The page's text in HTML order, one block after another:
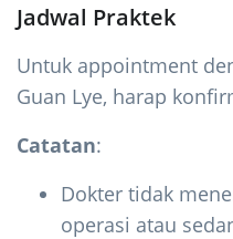
Jadwal Praktek
Untuk appointment
Guan Lye, harap
Catatan:
Dokter tidak
operasi atau